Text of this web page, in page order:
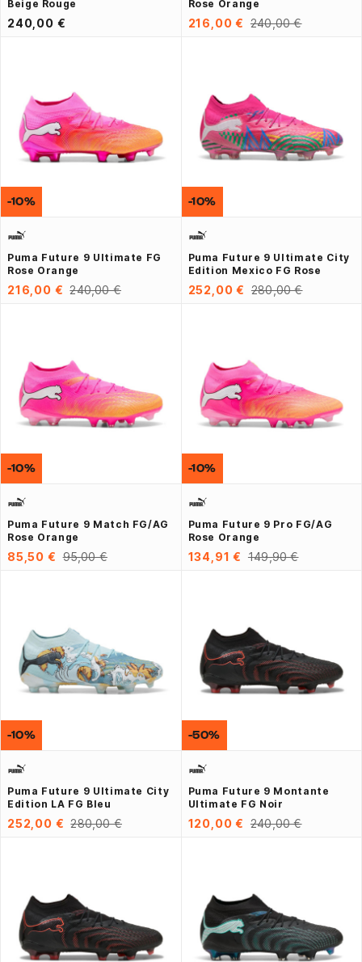
Beige Rouge
240,00 €
Rose Orange
216,00 € 240,00 €
Puma Future 9 Ultimate FG
Rose Orange
216,00 € 240,00 €
-10%
Puma Future 9 Ultimate City
Edition Mexico FG Rose
252,00 € 280,00 €
-10%
Puma Future 9 Match FG/AG
Rose Orange
85,50 € 95,00 €
-10%
Puma Future 9 Pro FG/AG
Rose Orange
134,91 € 149,90 €
-10%
Puma Future 9 Ultimate City
Edition LA FG Bleu
252,00 € 280,00 €
-10%
Puma Future 9 Montante
Ultimate FG Noir
120,00 € 240,00 €
-50%